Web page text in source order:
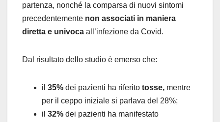
partenza, nonché la comparsa di nuovi sintomi
precedentemente non associati in maniera
diretta e univoca all’infezione da Covid.
Dal risultato dello studio è emerso che:
il 35% dei pazienti ha riferito tosse, mentre
per il ceppo iniziale si parlava del 28%;
il 32% dei pazienti ha manifestato